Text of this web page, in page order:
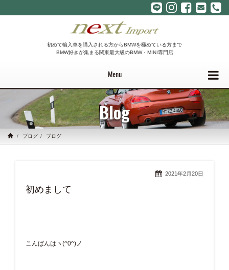
初めて輸入車を購入される方からBMWを極めている方まで
BMW好きが集まる関東最大級のBMW・MINI専門店
Menu
Blog
ブログ ブログ
2021年2月20日
初めまして
こんばんはヽ(^0^)ノ